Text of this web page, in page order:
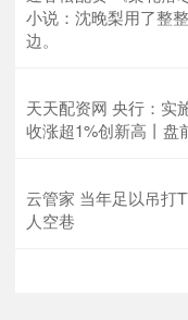
小说：沈晚梨用了整
边。
天天配资网 央行：实
收涨超1%创新高丨盘
云管家 当年足以吊打
人空巷